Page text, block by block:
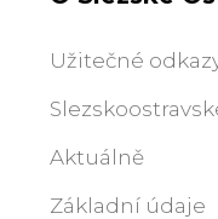
Užitečné
Aktuálně
Základní údaje